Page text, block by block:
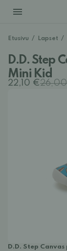
Etusivu / Lapset /
D.D. Step
Mini Kid
22,10 €
D.D. Step